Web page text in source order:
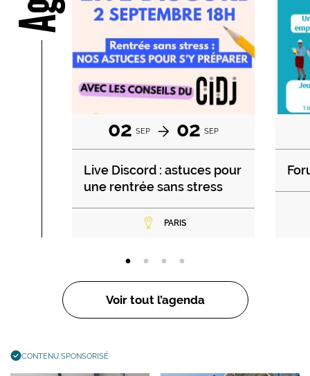
02 SEP 02 SEP
Live Discord : astuces pour
une rentrée sans stress
PARIS
Voir tout l’agenda
CONTENU SPONSORISÉ